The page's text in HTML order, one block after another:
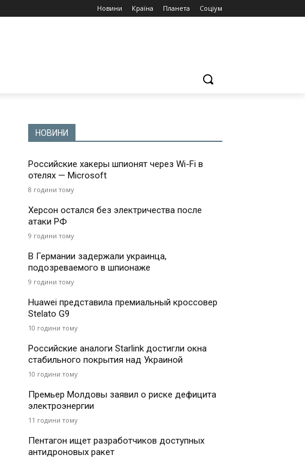
Новини Країна Планета Соціум
НОВИНИ
Российские хакеры шпионят через Wi-Fi в
отелях — Microsoft
8 години тому
Херсон остался без электричества после
атаки РФ
9 години тому
В Германии задержали украинца,
подозреваемого в шпионаже
9 години тому
Huawei представила премиальный кроссовер
Stelato G9
10 години тому
Российские аналоги Starlink достигли окна
стабильного покрытия над Украиной
10 години тому
Премьер Молдовы заявил о риске дефицита
электроэнергии
11 години тому
Пентагон ищет разработчиков доступных
антидроновых ракет